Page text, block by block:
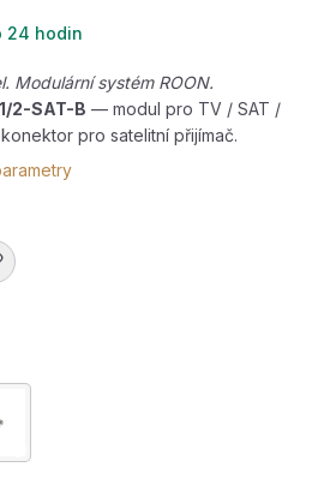
24 hodin
Modulární systém ROON.
2-SAT-B — modul pro TV / SAT /
pro satelitní přijímač.